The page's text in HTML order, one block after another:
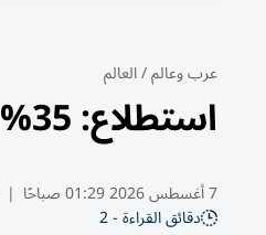
عرب وعالم/العالم
استطلاع: 35% فقط من الأمريكيين يدعمون حرب إيران
7 أغسطس 2026 01:29 صباحًا |
دقائق القراءة - 2